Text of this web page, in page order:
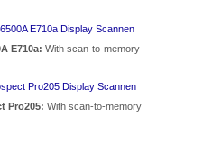
E710a: With scan-to-memory
Pro205: With scan-to-memory